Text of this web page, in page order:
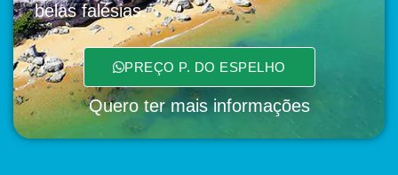
belas falésias.
PREÇO P. DO ESPELHO
Quero ter mais informações